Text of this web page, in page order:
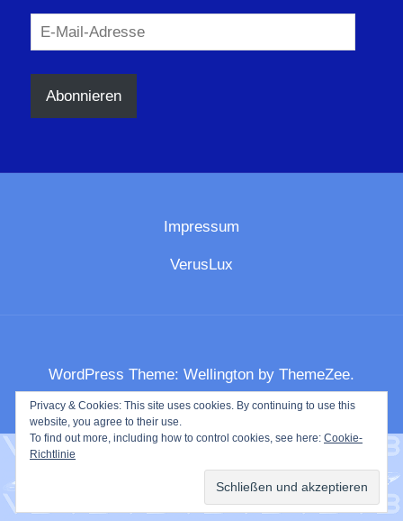
E-
Mail-
Adresse
Abonnieren
Impressum
VerusLux
WordPress Theme: Wellington by ThemeZee.
Privacy & Cookies: This site uses cookies. By continuing to use this
website, you agree to their use.
To find out more, including how to control cookies, see here: Cookie-
Richtlinie